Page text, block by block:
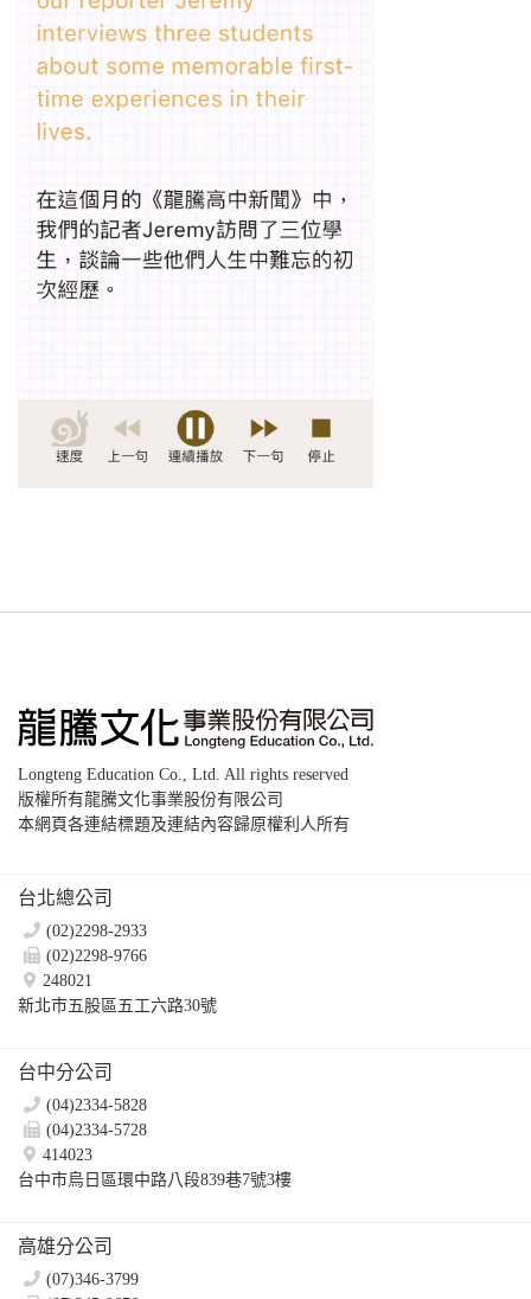
Longteng Education Co., Ltd. All rights reserved
版權所有龍騰文化事業股份有限公司
本網頁各連結標題及連結內容歸原權利人所有
台北總公司
(02)2298-2933
(02)2298-9766
248021
新北市五股區五工六路30號
台中分公司
(04)2334-5828
(04)2334-5728
414023
台中市烏日區環中路八段839巷7號3樓
高雄分公司
(07)346-3799